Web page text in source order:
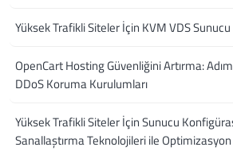
Yüksek Trafikli Siteler İçin KVM VDS
OpenCart Hosting Güvenliğini Artırma:
DDoS Koruma Kurulumları
Yüksek Trafikli Siteler İçin Sunucu
Sanallaştırma Teknolojileri ile Optimizasyon